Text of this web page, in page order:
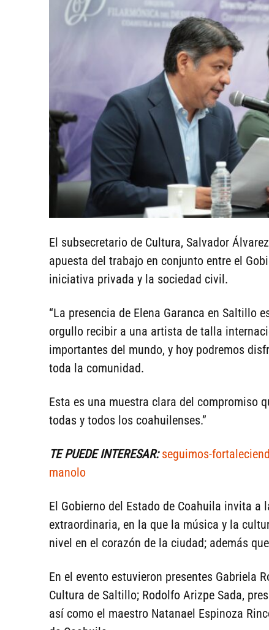
El subsecretario de Cultura, Salvador
apuesta del trabajo en conjunto entre el
iniciativa privada y la sociedad civil.
“La presencia de Elena Garanca en Saltillo
orgullo recibir a una artista de talla
importantes del mundo, y hoy podremos
toda la comunidad.
Esta es una muestra clara del compromiso
todas y todos los coahuilenses.”
TE PUEDE INTERESAR: seguimos-
manolo
El Gobierno del Estado de Coahuila invita
extraordinaria, en la que la música y la
nivel en el corazón de la ciudad; además
En el evento estuvieron presentes Gabriela
Cultura de Saltillo; Rodolfo Arizpe Sada,
así como el maestro Natanael Espinoza